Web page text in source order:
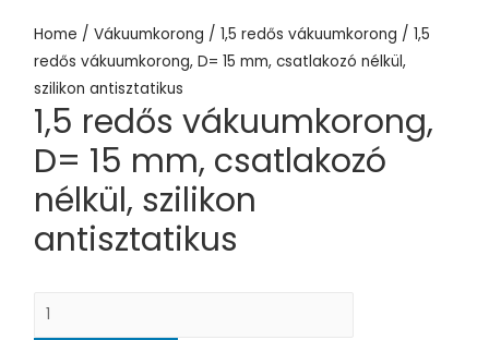
Home /Vákuumkorong /1,5 redős vákuumkorong / 1,5
redős vákuumkorong, D= 15 mm, csatlakozó nélkül,
szilikon antisztatikus
1,5 redős vákuumkorong,
D= 15 mm, csatlakozó
nélkül, szilikon
antisztatikus
1,5